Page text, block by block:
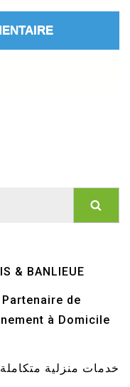
& BANLIEUE
de
à Domicile
خدمات منزلية